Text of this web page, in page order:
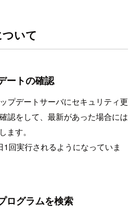
いて
ートの確認
プデートサーバにセキュリティ更
認をして、最新があった場合には
ます。
回実行されるようになっていま
ログラムを検索